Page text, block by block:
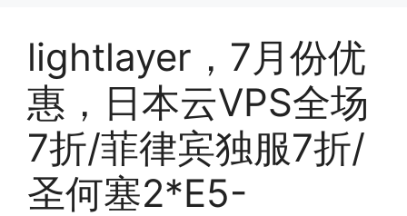
lightlayer，7月份优
惠，日本云VPS全场
7折/菲律宾独服7折/
圣何塞2*E5-